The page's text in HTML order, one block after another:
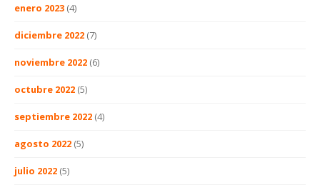
enero 2023 (4)
diciembre 2022 (7)
noviembre 2022 (6)
octubre 2022 (5)
septiembre 2022 (4)
agosto 2022 (5)
julio 2022 (5)